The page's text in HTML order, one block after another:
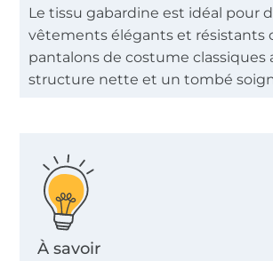
Le tissu gabardine est idéal pour
vêtements élégants et résistants
pantalons de costume classiques
structure nette et un tombé
À savoir